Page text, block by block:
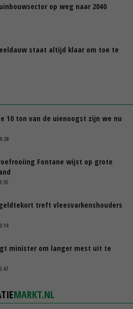
op weg naar 2040
staat altijd klaar om toe te
10 ton van de uienoogst zijn we nu
Fontane wijst op grote
treft vleesvarkenshouders
minister om langer mest uit te
MARKT.NL